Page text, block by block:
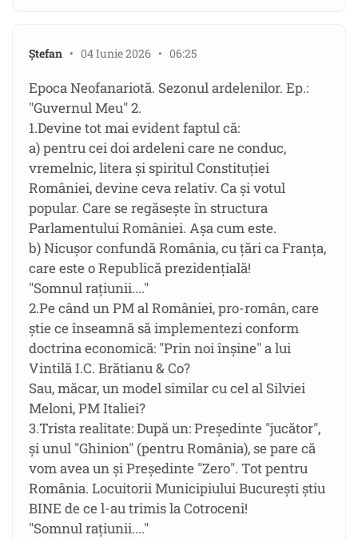
Ștefan • 04 Iunie 2026 • 06:25
Epoca Neofanariotă. Sezonul ardelenilor. Ep.:
"Guvernul Meu" 2.
1.Devine tot mai evident faptul că:
a) pentru cei doi ardeleni care ne conduc,
vremelnic, litera și spiritul Constituției
României, devine ceva relativ. Ca și votul
popular. Care se regăsește în structura
Parlamentului României. Așa cum este.
b) Nicușor confundă România, cu țări ca Franța,
care este o Republică prezidenţială!
"Somnul rațiunii...."
2.Pe când un PM al României, pro-român, care
știe ce înseamnă să implementezi conform
doctrina economică: "Prin noi înșine" a lui
Vintilă I.C. Brătianu & Co?
Sau, măcar, un model similar cu cel al Silviei
Meloni, PM Italiei?
3.Trista realitate: După un: Președinte "jucător",
și unul "Ghinion" (pentru România), se pare că
vom avea un și Președinte "Zero". Tot pentru
România. Locuitorii Municipiului București știu
BINE de ce l-au trimis la Cotroceni!
"Somnul rațiunii...."